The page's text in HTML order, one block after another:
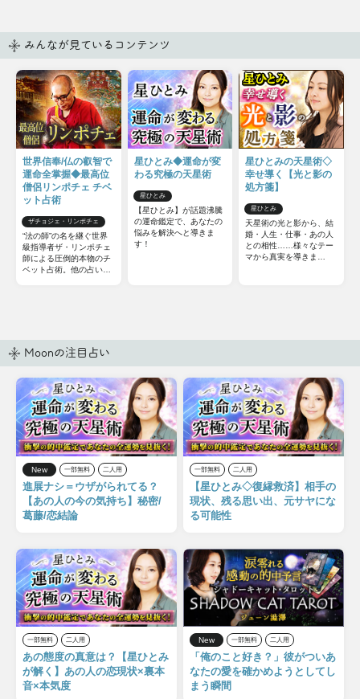
みんなが見ているコンテンツ
世界信奉/仏の叡智で
運命全掌握◆最高位
僧侶リンポチェ チベ
ット占術
ザチョジェ・リンポチェ
“法の師”の名を継ぐ世界
級指導者ザ・リンポチェ
師による圧倒的本物のチ
ベット占術。他の占いと
星ひとみ◆運命が変
わる究極の天星術
星ひとみ
【星ひとみ】が話題沸騰
の運命鑑定で、あなたの
悩みを解決へと導きま
す！
星ひとみの天星術◇
幸せ導く【光と影の
処方箋】
星ひとみ
天星術の光と影から、結
婚・人生・仕事・あの人
との相性……様々なテー
マから真実を導きま
Moonの注目占い
New 一部無料 二人用
進展ナシ＝ウザがられてる？
【あの人の今の気持ち】秘密/
葛藤/恋結論
一部無料 二人用
【星ひとみ◇復縁救済】相手の
現状、残る思い出、元サヤにな
る可能性
一部無料 二人用
あの態度の真意は？【星ひとみ
が解く】あの人の恋現状×裏本
音×本気度
New 一部無料 二人用
「俺のこと好き？」彼がついあ
なたの愛を確かめようとしてし
まう瞬間